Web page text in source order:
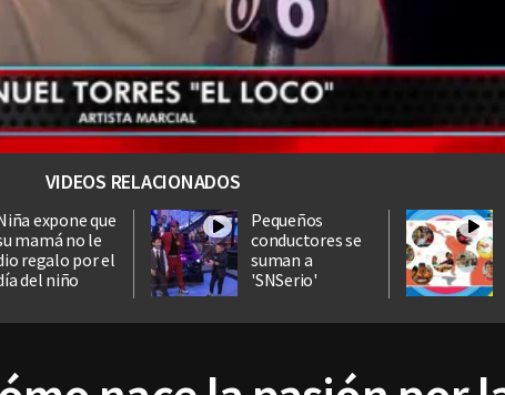
VIDEOS RELACIONADOS
expone que
mamá no le
regalo por el
del niño
Pequeños
conductores se
suman a
'SNSerio'